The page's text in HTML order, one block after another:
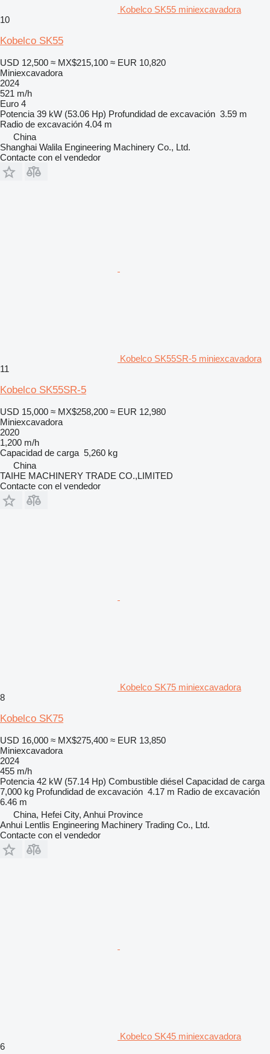
Kobelco SK55 miniexcavadora
10
Kobelco SK55
USD 12,500 ≈ MX$215,100 ≈ EUR 10,820
Miniexcavadora
2024
521 m/h
Euro 4
Potencia 39 kW (53.06 Hp) Profundidad de excavación 3.59 m
Radio de excavación 4.04 m
China
Shanghai Walila Engineering Machinery Co., Ltd.
Contacte con el vendedor
Kobelco SK55SR-5 miniexcavadora
11
Kobelco SK55SR-5
USD 15,000 ≈ MX$258,200 ≈ EUR 12,980
Miniexcavadora
2020
1,200 m/h
Capacidad de carga 5,260 kg
China
TAIHE MACHINERY TRADE CO.,LIMITED
Contacte con el vendedor
Kobelco SK75 miniexcavadora
8
Kobelco SK75
USD 16,000 ≈ MX$275,400 ≈ EUR 13,850
Miniexcavadora
2024
455 m/h
Potencia 42 kW (57.14 Hp) Combustible diésel Capacidad de carga
7,000 kg Profundidad de excavación 4.17 m Radio de excavación
6.46 m
China, Hefei City, Anhui Province
Anhui Lentlis Engineering Machinery Trading Co., Ltd.
Contacte con el vendedor
Kobelco SK45 miniexcavadora
6